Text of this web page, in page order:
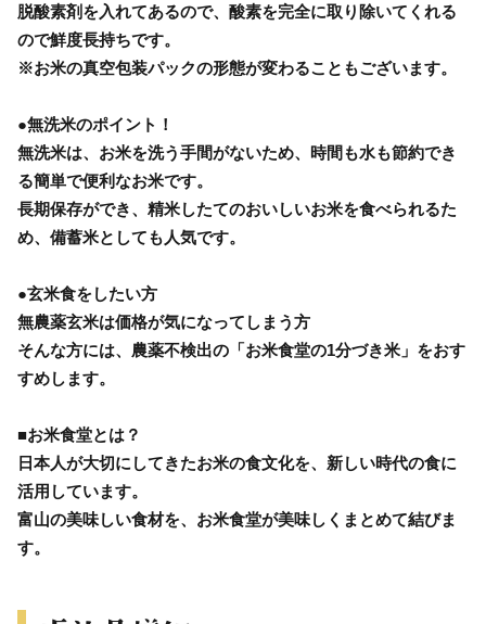
脱酸素剤を入れてあるので、酸素を完全に取り除いてくれる
ので鮮度長持ちです。
※お米の真空包装パックの形態が変わることもございます。
●無洗米のポイント！
無洗米は、お米を洗う手間がないため、時間も水も節約でき
る簡単で便利なお米です。
長期保存ができ、精米したてのおいしいお米を食べられるた
め、備蓄米としても人気です。
●玄米食をしたい方
無農薬玄米は価格が気になってしまう方
そんな方には、農薬不検出の「お米食堂の1分づき米」をおす
すめします。
■お米食堂とは？
日本人が大切にしてきたお米の食文化を、新しい時代の食に
活用しています。
富山の美味しい食材を、お米食堂が美味しくまとめて結びま
す。